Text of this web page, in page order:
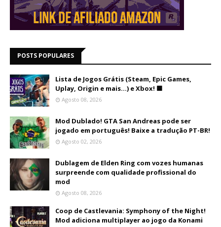
POSTS POPULARES
Lista de Jogos Grátis (Steam, Epic Games,
Uplay, Origin e mais...) e Xbox! 🟩
Agosto 08, 2026
Mod Dublado! GTA San Andreas pode ser
jogado em português! Baixe a tradução PT-BR!
Agosto 02, 2026
Dublagem de Elden Ring com vozes humanas
surpreende com qualidade profissional do
mod
Agosto 08, 2026
Coop de Castlevania: Symphony of the Night!
Mod adiciona multiplayer ao jogo da Konami